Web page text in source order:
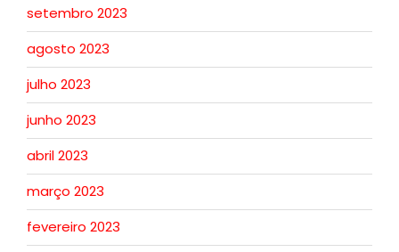
setembro 2023
agosto 2023
julho 2023
junho 2023
abril 2023
março 2023
fevereiro 2023